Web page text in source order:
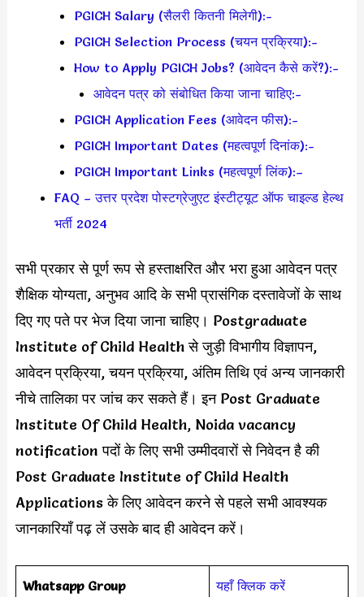
PGICH Salary (सैलरी कितनी मिलेगी):-
PGICH Selection Process (चयन प्रक्रिया):-
How to Apply PGICH Jobs? (आवेदन कैसे करें?):-
आवेदन पत्र को संबोधित किया जाना चाहिए:-
PGICH Application Fees (आवेदन फीस):-
PGICH Important Dates (महत्वपूर्ण दिनांक):-
PGICH Important Links (महत्वपूर्ण लिंक):–
FAQ – उत्तर प्रदेश पोस्टग्रेजुएट इंस्टीट्यूट ऑफ चाइल्ड हेल्थ
भर्ती 2024
सभी प्रकार से पूर्ण रूप से हस्ताक्षरित और भरा हुआ आवेदन पत्र
शैक्षिक योग्यता, अनुभव आदि के सभी प्रासंगिक दस्तावेजों के साथ
दिए गए पते पर भेज दिया जाना चाहिए। Postgraduate
Institute of Child Health से जुड़ी विभागीय विज्ञापन,
आवेदन प्रक्रिया, चयन प्रक्रिया, अंतिम तिथि एवं अन्य जानकारी
नीचे तालिका पर जांच कर सकते हैं। इन Post Graduate
Institute Of Child Health, Noida vacancy
notification पदों के लिए सभी उम्मीदवारों से निवेदन है की
Post Graduate Institute of Child Health
Applications के लिए आवेदन करने से पहले सभी आवश्यक
जानकारियाँ पढ़ लें उसके बाद ही आवेदन करें।
Whatsapp Group यहाँ क्लिक करें